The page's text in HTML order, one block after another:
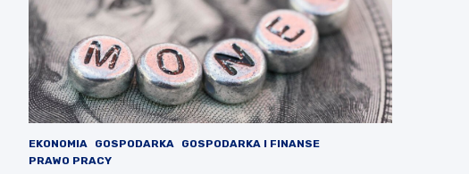
EKONOMIA GOSPODARKA
GOSPODARKA I FINANSE
PRAWO PRACY